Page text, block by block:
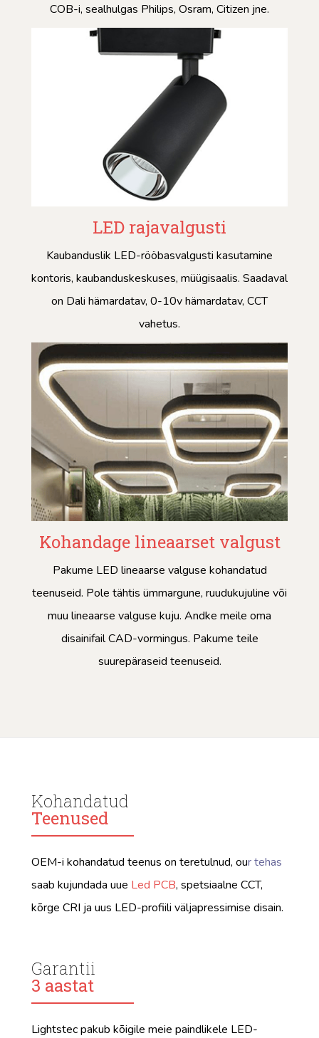
COB-i, sealhulgas Philips, Osram, Citizen jne.
LED rajavalgusti
Kaubanduslik LED-rööbasvalgusti kasutamine
kontoris, kaubanduskeskuses, müügisaalis. Saadaval
on Dali hämardatav, 0-10v hämardatav, CCT
vahetus.
Kohandage lineaarset valgust
Pakume LED lineaarse valguse kohandatud
teenuseid. Pole tähtis ümmargune, ruudukujuline või
muu lineaarse valguse kuju. Andke meile oma
disainifail CAD-vormingus. Pakume teile
suurepäraseid teenuseid.
Kohandatud
Teenused
OEM-i kohandatud teenus on teretulnud, ourtehas
saab kujundada uue Led PCB, spetsiaalne CCT,
kõrge CRI ja uus LED-profiili väljapressimise disain.
Garantii
3 aastat
Lightstec pakub kõigile meie paindlikele LED-